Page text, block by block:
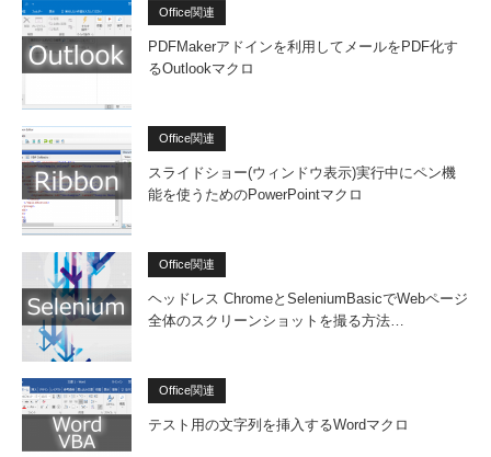
Office関連
PDFMakerアドインを利用してメールをPDF化す
るOutlookマクロ
Office関連
スライドショー(ウィンドウ表示)実行中にペン機
能を使うためのPowerPointマクロ
Office関連
ヘッドレス ChromeとSeleniumBasicでWebページ
全体のスクリーンショットを撮る方法…
Office関連
テスト用の文字列を挿入するWordマクロ